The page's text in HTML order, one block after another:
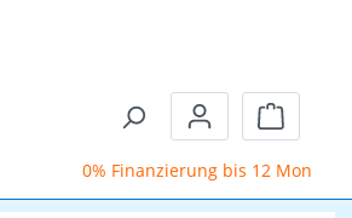
0% Finanzierung bis 12 Monate